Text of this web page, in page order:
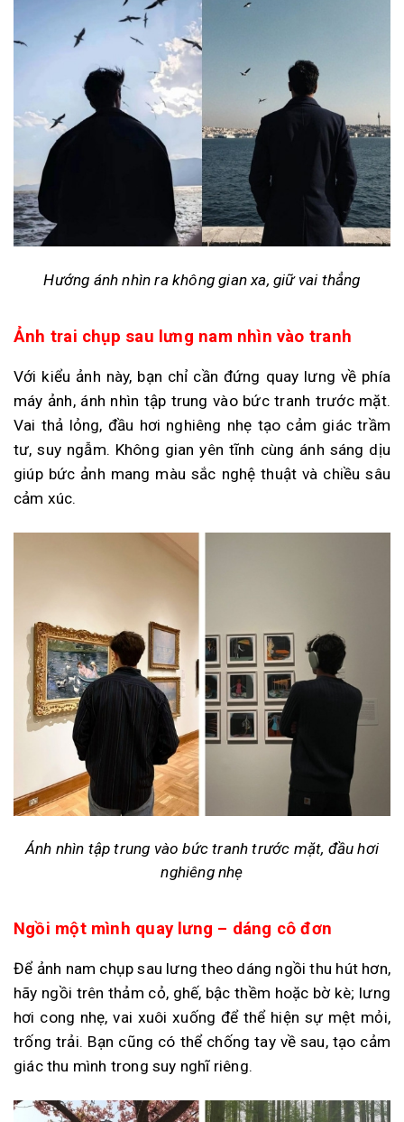
Hướng ánh nhìn ra không gian xa, giữ vai thẳng
Ảnh trai chụp sau lưng nam nhìn vào tranh
Với kiểu ảnh này, bạn chỉ cần đứng quay lưng về phía
máy ảnh, ánh nhìn tập trung vào bức tranh trước mặt.
Vai thả lỏng, đầu hơi nghiêng nhẹ tạo cảm giác trầm
tư, suy ngẫm. Không gian yên tĩnh cùng ánh sáng dịu
giúp bức ảnh mang màu sắc nghệ thuật và chiều sâu
cảm xúc.
Ánh nhìn tập trung vào bức tranh trước mặt, đầu hơi
nghiêng nhẹ
Ngồi một mình quay lưng – dáng cô đơn
Để ảnh nam chụp sau lưng theo dáng ngồi thu hút hơn,
hãy ngồi trên thảm cỏ, ghế, bậc thềm hoặc bờ kè; lưng
hơi cong nhẹ, vai xuôi xuống để thể hiện sự mệt mỏi,
trống trải. Bạn cũng có thể chống tay về sau, tạo cảm
giác thu mình trong suy nghĩ riêng.